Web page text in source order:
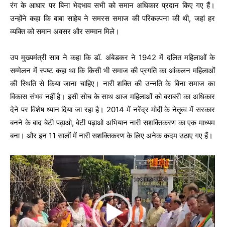
रंग के आधार पर बिना भेदभाव सभी को समान अधिकार प्रदान किए गए हैं।
उन्होंने कहा कि बाबा साहेब ने समरस समाज की परिकल्पना की थी, जहां हर
व्यक्ति को समान अवसर और सम्मान मिले।
उप मुख्यमंत्री साव ने कहा कि डॉ. अंबेडकर ने 1942 में दलित महिलाओं के
सम्मेलन में स्पष्ट कहा था कि किसी भी समाज की प्रगति का आंकलन महिलाओं
की स्थिति से किया जाना चाहिए। नारी शक्ति की उन्नति के बिना समाज का
विकास संभव नहीं है। इसी सोच के साथ आज महिलाओं को बराबरी का अधिकार
देने पर विशेष ध्यान दिया जा रहा है। 2014 में नरेंद्र मोदी के नेतृत्व में सरकार
बनने के बाद बेटी पढ़ाओ, बेटी पढ़ाओ अभियान नारी सशक्तिकरण का एक माध्यम
बना। और इन 11 सालों में नारी सशक्तिकरण के लिए अनेक कदम उठाए गए हैं।
V
i
d
e
o